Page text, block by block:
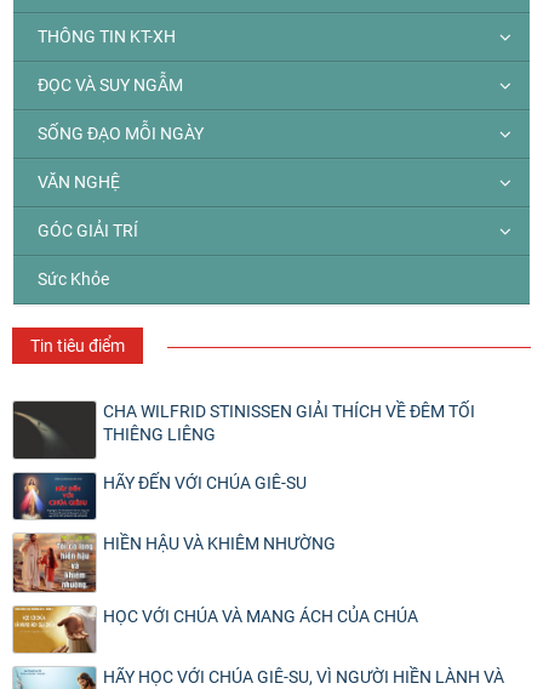
THÔNG TIN KT-XH
ĐỌC VÀ SUY NGẪM
SỐNG ĐẠO MỖI NGÀY
VĂN NGHỆ
GÓC GIẢI TRÍ
Sức Khỏe
Tin tiêu điểm
CHA WILFRID STINISSEN GIẢI THÍCH VỀ ĐÊM TỐI
THIÊNG LIÊNG
HÃY ĐẾN VỚI CHÚA GIÊ-SU
HIỀN HẬU VÀ KHIÊM NHƯỜNG
HỌC VỚI CHÚA VÀ MANG ÁCH CỦA CHÚA
HÃY HỌC VỚI CHÚA GIÊ-SU, VÌ NGƯỜI HIỀN LÀNH VÀ